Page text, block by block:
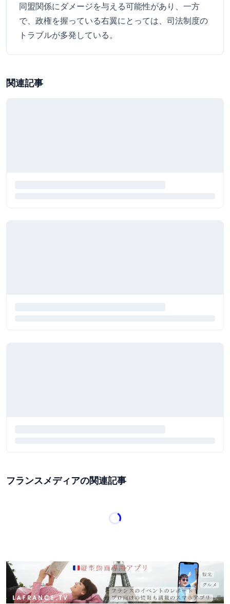
同盟関係にダメージを与える可能性があり、一方
で、政権を握っている右翼にとっては、司法制度の
トラブルが多発している。
関連記事
フランスメディアの関連記事